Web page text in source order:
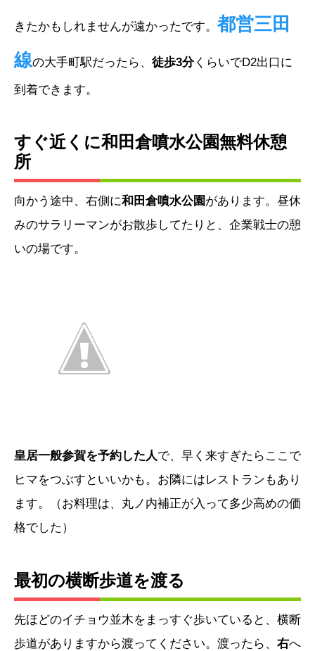
きたかもしれませんが遠かったです。 都営三田
線の大手町駅だったら、 徒歩3分 くらいでD2出口に
到着できます。
すぐ近くに和田倉噴水公園無料休憩
所
向かう途中、右側に和田倉噴水公園があります。昼休
みのサラリーマンがお散歩してたりと、企業戦士の憩
いの場です。
皇居一般参賀を予約した人で、早く来すぎたらここで
ヒマをつぶすといいかも。お隣にはレストランもあり
ます。（お料理は、丸ノ内補正が入って多少高めの価
格でした）
最初の横断歩道を渡る
先ほどのイチョウ並木をまっすぐ歩いていると、横断
歩道がありますから渡ってください。渡ったら、 右へ